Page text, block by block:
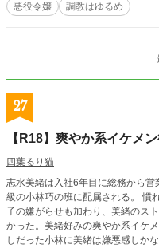
悪役令嬢
調教はゆるめ
27
【R18】爽やか系イケメ
四葉るり猫
志水美緒は入社6年目に総務から
級の小林巧の班に配属される。 慣
子の嫌がらせも加わり、美緒のス
かった。美緒好みの爽やか系イケ
しだった小林に美緒は嫌悪感しかなく、も